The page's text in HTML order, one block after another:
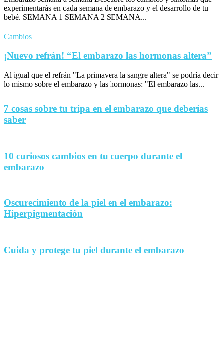
experimentarás en cada semana de embarazo y el desarrollo de tu
bebé. SEMANA 1 SEMANA 2 SEMANA...
Cambios
¡Nuevo refrán! “El embarazo las hormonas altera”
Al igual que el refrán "La primavera la sangre altera" se podría decir
lo mismo sobre el embarazo y las hormonas: "El embarazo las...
7 cosas sobre tu tripa en el embarazo que deberías
saber
10 curiosos cambios en tu cuerpo durante el
embarazo
Oscurecimiento de la piel en el embarazo:
Hiperpigmentación
Cuida y protege tu piel durante el embarazo